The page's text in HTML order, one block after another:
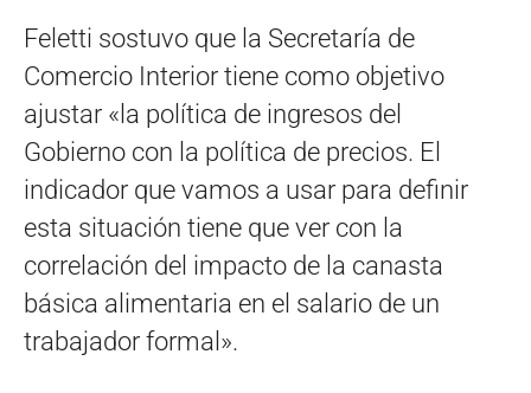
Feletti sostuvo que la Secretaría de
Comercio Interior tiene como objetivo
ajustar «la política de ingresos del
Gobierno con la política de precios. El
indicador que vamos a usar para definir
esta situación tiene que ver con la
correlación del impacto de la canasta
básica alimentaria en el salario de un
trabajador formal».